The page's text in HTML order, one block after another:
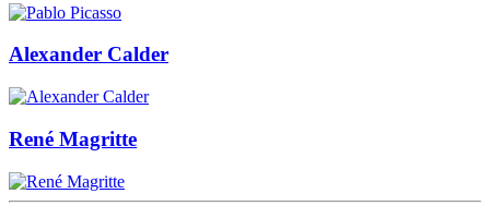
Alexander Calder
René Magritte